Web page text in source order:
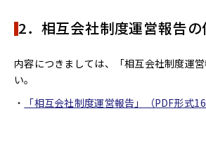
2．相互会社制度運営報告の
内容につきましては、「相互会社制度運
い。
「相互会社制度運営報告」（PDF形式